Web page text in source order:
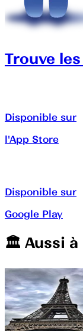
Trouve
Disponible sur
l'App Store
Disponible sur
Google Play
🏛️️ Aussi à